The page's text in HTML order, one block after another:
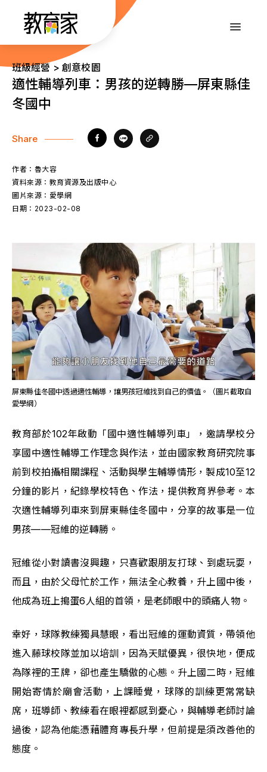
內
::: 班級經營 > 創意校園
適性輔導列車：男孩的逆轉勝—屏東縣佳
冬國中
Share
作者： 魯大容
資料來源： 教育資源及出版中心
圖片來源： 愛學網
日期： 2023-02-08
屏東縣佳冬國中透過適性輔導，讓男孩冠維找到自己的價值。（圖片截取自
愛學網）
﻿教育部於102年啟動「國中適性輔導列車」，邀請學校分
享國中適性輔導工作理念與作法，並由國家教育研究院事
前到校拍攝相關課程、活動與學生輔導情形，製成10至12
分鐘的影片，紀錄學校特色、作法，提供教育界參考。本
次適性輔導列車來到屏東縣佳冬國中，分享的故事是一位
男孩——冠維的逆轉勝。
冠維從小對讀書沒興趣，只喜歡跟朋友打球、到處玩耍，
而且，由於父母忙於工作，無法全心教養，升上國中後，
他成為班上搗蛋6人組的首領，是老師眼中的頭痛人物。
幸好，球隊教練獨具慧眼，看出冠維的運動資質，帶領他
進入藤球校隊並加以培訓，因為天賦優異，很快地，便成
為隊裡的王牌，卻也產生驕傲的心態。升上國二時，冠維
開始寄情於廟會活動，上課睡覺，球隊的訓練更常常缺
席，班導師、教練看在眼裡都感到憂心，與輔導老師討論
過後，認為他能憑藉體育專長升學，但前提是須改善他的
態度。